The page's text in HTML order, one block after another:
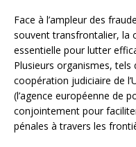
Face à l’ampleur des
souvent transfrontalier, la
essentielle pour lutter
Plusieurs organismes, tels
coopération judiciaire de
(l’agence européenne de
conjointement pour
pénales à travers les